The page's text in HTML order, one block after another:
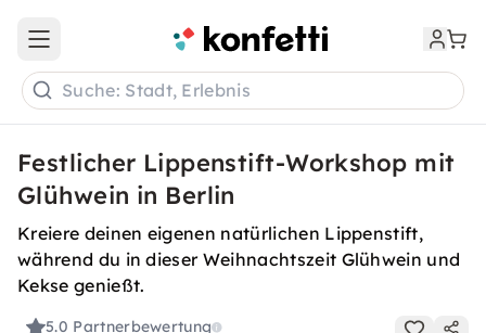
Open main menu
Suche: Stadt, Erlebnis
Festlicher Lippenstift-Workshop mit
Glühwein in Berlin
Kreiere deinen eigenen natürlichen Lippenstift,
während du in dieser Weihnachtszeit Glühwein und
Kekse genießt.
5.0 Partnerbewertung